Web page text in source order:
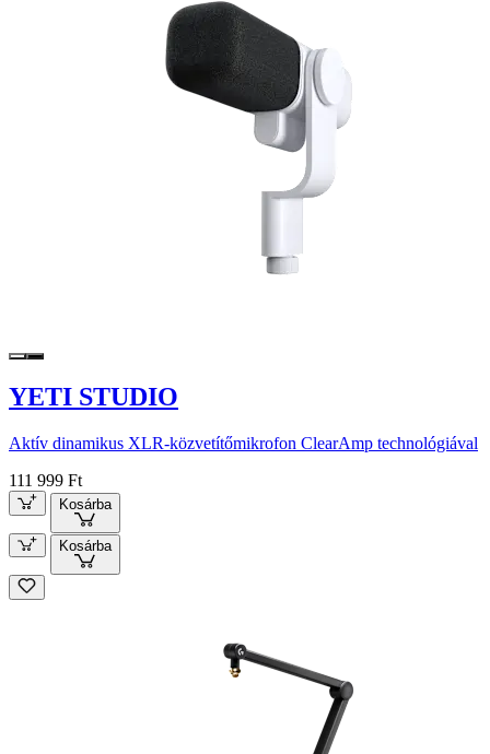
YETI STUDIO
Aktív dinamikus XLR-közvetítőmikrofon ClearAmp technológiával
111 999 Ft
Kosárba
Kosárba